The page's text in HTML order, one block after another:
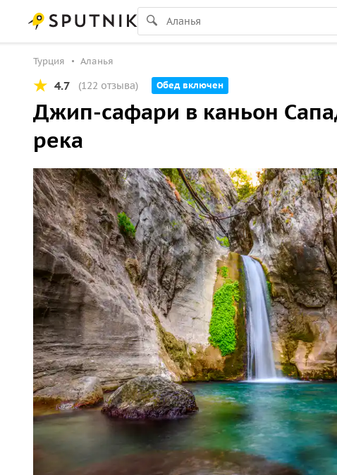
Турция Аланья
4.7 (122 отзыва) Обед включен
Джип-сафари в каньон
река